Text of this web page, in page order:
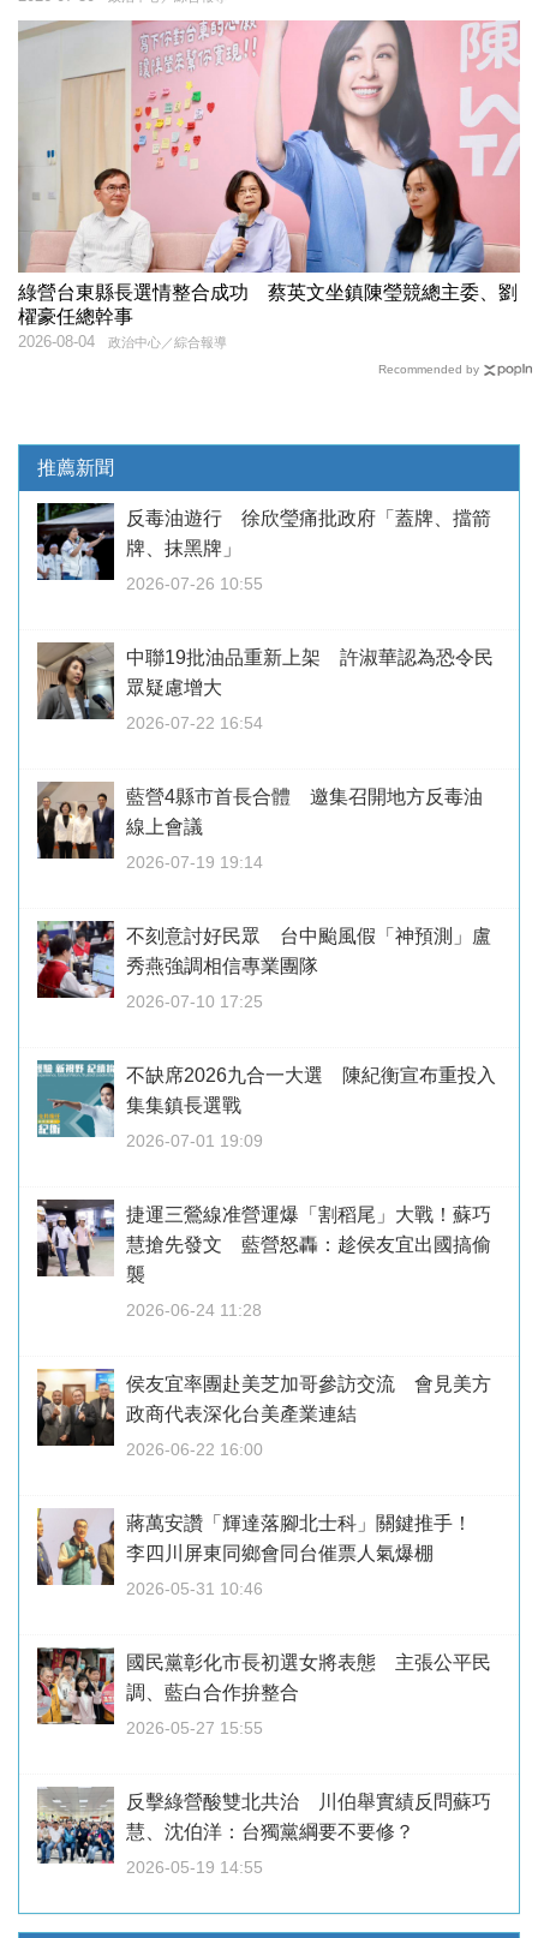
綠營台東縣長選情整合成功 蔡英文坐鎮陳瑩競總主委、劉
櫂豪任總幹事
政治中心／綜合報導
2026-08-04
Recommended by
推薦新聞
反毒油遊行 徐欣瑩痛批政府「蓋牌、擋箭
牌、抹黑牌」
2026-07-26 10:55
中聯19批油品重新上架 許淑華認為恐令民
眾疑慮增大
2026-07-22 16:54
藍營4縣市首長合體 邀集召開地方反毒油
線上會議
2026-07-19 19:14
不刻意討好民眾 台中颱風假「神預測」盧
秀燕強調相信專業團隊
2026-07-10 17:25
不缺席2026九合一大選 陳紀衡宣布重投入
集集鎮長選戰
2026-07-01 19:09
捷運三鶯線准營運爆「割稻尾」大戰！蘇巧
慧搶先發文 藍營怒轟：趁侯友宜出國搞偷
襲
2026-06-24 11:28
侯友宜率團赴美芝加哥參訪交流 會見美方
政商代表深化台美產業連結
2026-06-22 16:00
蔣萬安讚「輝達落腳北士科」關鍵推手！
李四川屏東同鄉會同台催票人氣爆棚
2026-05-31 10:46
國民黨彰化市長初選女將表態 主張公平民
調、藍白合作拚整合
2026-05-27 15:55
反擊綠營酸雙北共治 川伯舉實績反問蘇巧
慧、沈伯洋：台獨黨綱要不要修？
2026-05-19 14:55